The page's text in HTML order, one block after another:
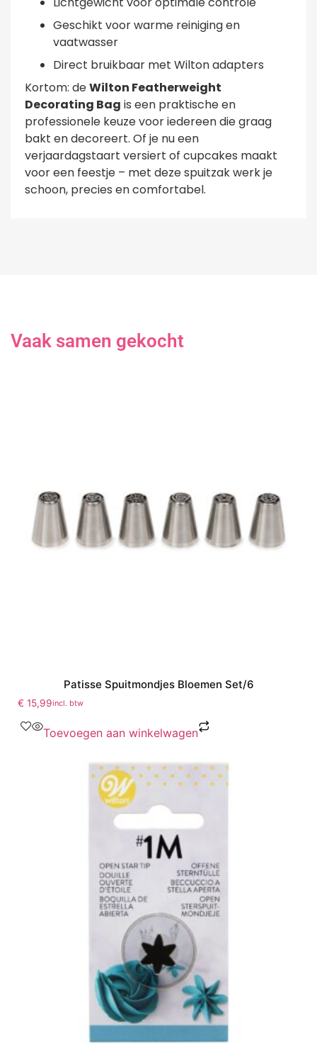
Geschikt voor warme reiniging en
vaatwasser
Direct bruikbaar met Wilton adapters
Kortom: deWilton Featherweight
Decorating Bag is een praktische en
professionele keuze voor iedereen die graag
bakt en decoreert. Of je nu een
verjaardagstaart versiert of cupcakes maakt
voor een feestje – met deze spuitzak werk je
schoon, precies en comfortabel.
Vaak samen gekocht
Patisse Spuitmondjes Bloemen Set/6
€ 15,99incl. btw
Toevoegen aan winkelwagen